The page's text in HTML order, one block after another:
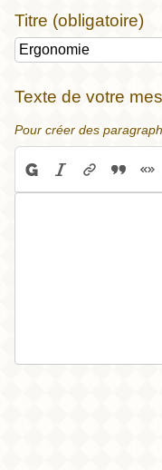
Titre (obligatoire)
Texte de votre
Pour créer des